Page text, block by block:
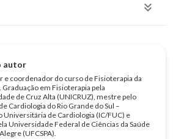
autor
e coordenador do curso de Fisioterapia da
em Fisioterapia pela
de Cruz Alta (UNICRUZ), mestre pelo
Cardiologia do Rio Grande do Sul –
Universitária de Cardiologia (IC/FUC) e
Universidade Federal de Ciências da Saúde
(UFCSPA).